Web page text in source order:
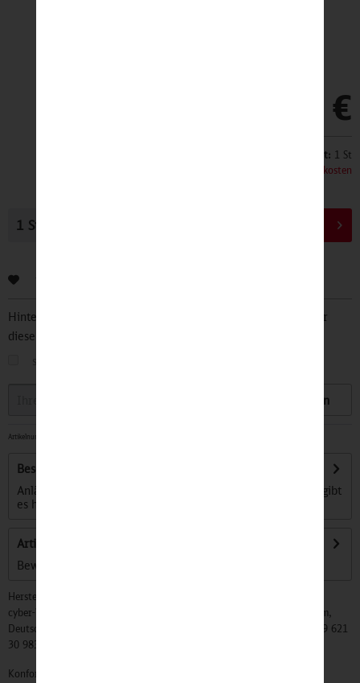
49,00 €
Inhalt: 1 St
zzgl. Versandkosten
Hinterlegen Sie Ihre Email Adresse und bleiben Sie stets über
diesen Artikel informiert.
Speichern
Artikelnummer:
Beschreibung
Anlässlich des Jubiläums "100 Jahre Hauptbahnhof Leipzig" gibt
es hier exklusiv einen...
Artikel bewerten
Bewertungen lesen, schreiben und diskutieren...
Hersteller:
cyber-Wear Heidelberg GmbH, Elsa-Brändström-Str. 4, 68229 Mannheim,
Deutschland, Info@mycybergroup.com, https://mycybergroup.com, +49 621
30 983 0
Konformitätserklärungen zu unseren Produkten finden Sie